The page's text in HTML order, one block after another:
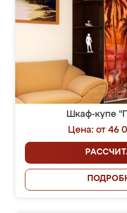
Шкаф-купе
Цена: от 46